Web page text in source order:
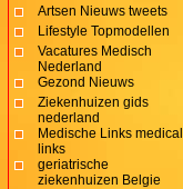
Artsen Nieuws tweets
Lifestyle Topmodellen
Vacatures Medisch
Nederland
Gezond Nieuws
Ziekenhuizen gids
nederland
Medische Links medical
links
geriatrische
ziekenhuizen Belgie